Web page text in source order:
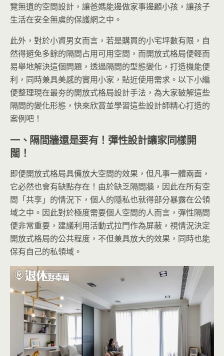
覽無遺的空間設計，讓爸媽能邊做家事邊顧小孩，讓孩子
生活在安全無虞的保護網之中。
此外，對於小資男女而言，若是購買的小宅坪數有限，自
然得避免多餘的隔間占用可用空間，而開放式格局便輕而
易舉地解決這個問題，透過隔間的型態變化，打造機能便
利，同時兼具美感的實用小家，貼近使用需求。以下小編
便整理現在最夯的開放式格局設計手法，為大家破解這些
隔間的變化形態，快來欣賞並學習這些設計師精心打造的
案例吧！
一、隔間牆還是要有！彈性設計讓家同樣開
闊！
即便開放式格局具備放大空間的效果，但凡事一體兩面，
它必然也會有缺點存在！由於缺乏隔間牆，因此在所有空
間「共享」的情況下，個人的隱私也就得部分暴露在公領
域之中。因此對於極度需要個人空間的人而言，彈性隔間
便非常重要，建議利用活動式拉門作為屏蔽，視情況決定
開放式格局的公共程度，不但兼具放大的效果，同時也能
保有自己的私領域。